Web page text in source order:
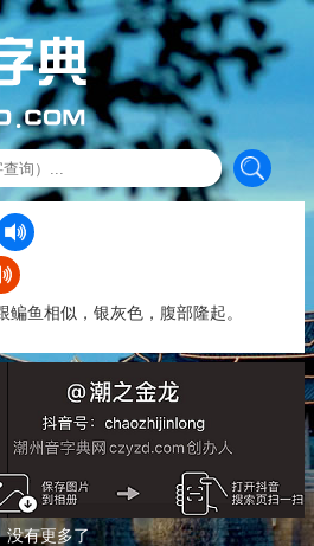
鱼相似，银灰色，腹部隆起。
没有更多了